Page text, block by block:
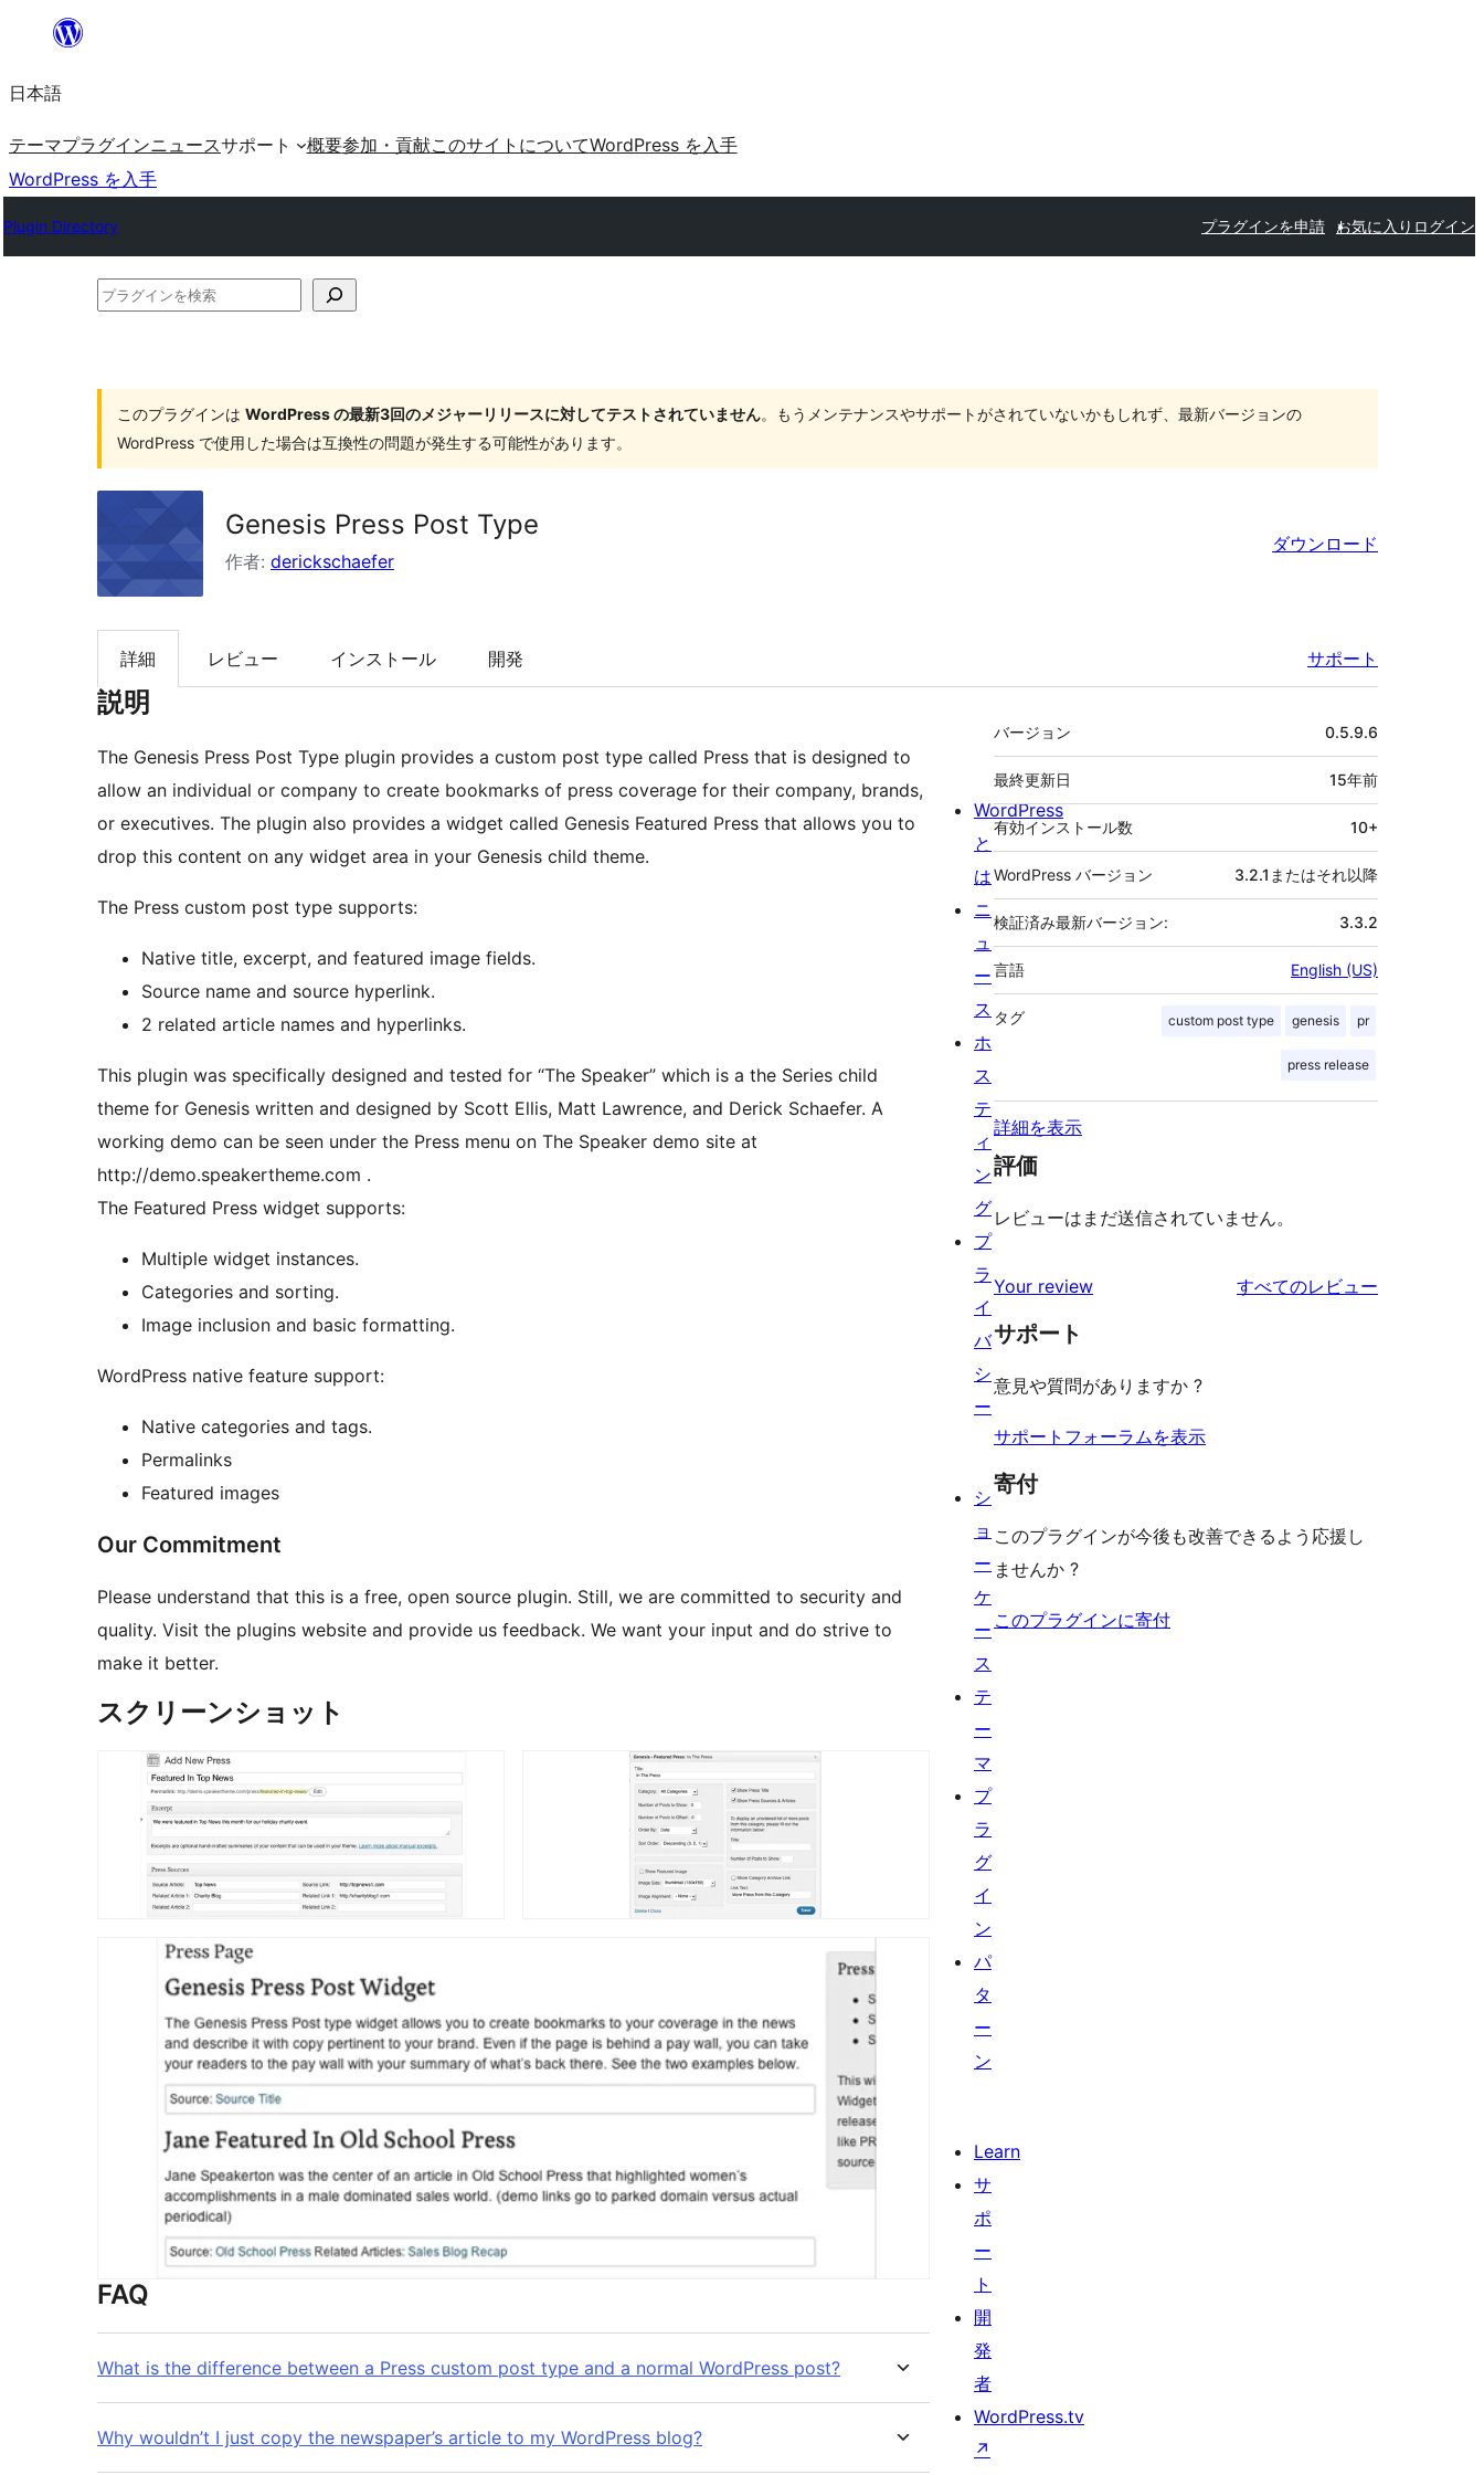
を
ッ
プ
日本語
テーマプラグインニュースサポート 概要参加・貢献このサイトについてWordPress を入手
WordPress を入手
Plugin Directory プラグインを申請 お気に入り ログイン
プ
イ
検
このプラグインは WordPress の最新3回のメジャーリリースに対してテストされていません。もうメンテナンスやサポートがされていないかもしれず、最新バージョンの
WordPress で使用した場合は互換性の問題が発生する可能性があります。
Genesis Press Post Type
作者: derickschaefer
ダウンロード
詳細 レビュー インストール 開発 サポート
説明
The Genesis Press Post Type plugin provides a custom post type called Press that is designed to
allow an individual or company to create bookmarks of press coverage for their company, brands,
or executives. The plugin also provides a widget called Genesis Featured Press that allows you to
drop this content on any widget area in your Genesis child theme.
The Press custom post type supports:
Native title, excerpt, and featured image fields.
Source name and source hyperlink.
2 related article names and hyperlinks.
This plugin was specifically designed and tested for “The Speaker” which is a the Series child
theme for Genesis written and designed by Scott Ellis, Matt Lawrence, and Derick Schaefer. A
working demo can be seen under the Press menu on The Speaker demo site at
http://demo.speakertheme.com .
The Featured Press widget supports:
Multiple widget instances.
Categories and sorting.
Image inclusion and basic formatting.
WordPress native feature support:
Native categories and tags.
Permalinks
Featured images
Our Commitment
Please understand that this is a free, open source plugin. Still, we are committed to security and
quality. Visit the plugins website and provide us feedback. We want your input and do strive to
make it better.
スクリーンショット
FAQ
What is the difference between a Press custom post type and a normal WordPress post?
Why wouldn’t I just copy the newspaper’s article to my WordPress blog?
メ
タ
バージョン 0.5.9.6
最終更新日 15年前
有効インストール数 10+
WordPress バージョン 3.2.1またはそれ以降
検証済み最新バージョン: 3.3.2
言語 English (US)
タグ custom post type genesis pr
press release
詳細を表示
評価
レビューはまだ送信されていません。
Your review すべてのレビュー
サポート
意見や質問がありますか ?
サポートフォーラムを表示
寄付
このプラグインが今後も改善できるよう応援し
ませんか ?
このプラグインに寄付
WordPress
と
は
ニ
ュ
ー
ス
ホ
ス
テ
ィ
ン
グ
プ
ラ
イ
バ
シ
ー
シ
ョ
ー
ケ
ー
ス
テ
ー
マ
プ
ラ
グ
イ
ン
パ
タ
ー
ン
Learn
サ
ポ
ー
ト
開
発
者
WordPress.tv
↗